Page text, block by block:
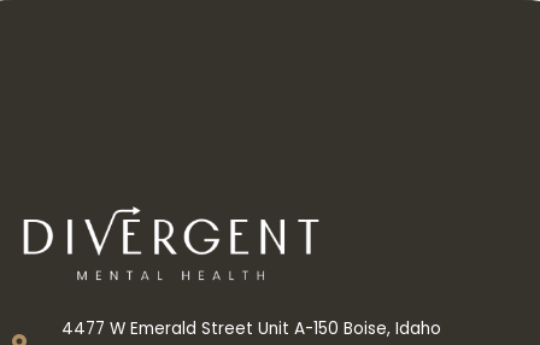
4477 W Emerald Street Unit A-150 Boise, Idaho